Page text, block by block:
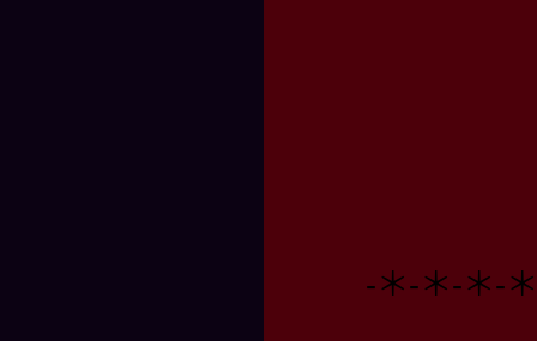
-＊-＊-＊-